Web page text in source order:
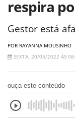
respira
Gestor está
POR RAYANNA MOUSINHO
SEXTA, 20/05/2022 ÀS
ouça este conteúdo